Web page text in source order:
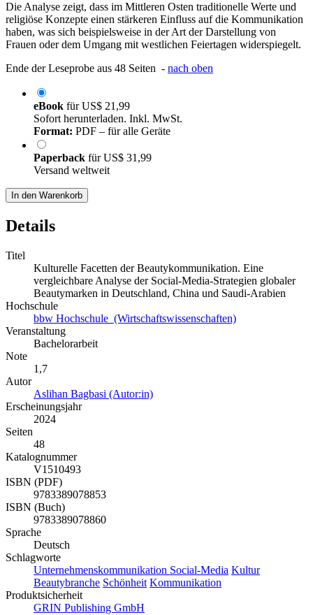
Die Analyse zeigt, dass im Mittleren Osten traditionelle Werte und
religiöse Konzepte einen stärkeren Einfluss auf die Kommunikation
haben, was sich beispielsweise in der Art der Darstellung von
Frauen oder dem Umgang mit westlichen Feiertagen widerspiegelt.
Ende der Leseprobe aus 48 Seiten - nach oben
eBook fürUS$ 21,99
Sofort herunterladen. Inkl. MwSt.
Format: PDF – für alle Geräte
Paperback fürUS$ 31,99
Versand weltweit
In den Warenkorb
Details
Titel
Kulturelle Facetten der Beautykommunikation. Eine
vergleichbare Analyse der Social-Media-Strategien globaler
Beautymarken in Deutschland, China und Saudi-Arabien
Hochschule
bbw Hochschule (Wirtschaftswissenschaften)
Veranstaltung
Bachelorarbeit
Note
1,7
Autor
Aslihan Bagbasi (Autor:in)
Erscheinungsjahr
2024
Seiten
48
Katalognummer
V1510493
ISBN (PDF)
9783389078853
ISBN (Buch)
9783389078860
Sprache
Deutsch
Schlagworte
Unternehmenskommunikation Social-Media Kultur
Beautybranche Schönheit Kommunikation
Produktsicherheit
GRIN Publishing GmbH